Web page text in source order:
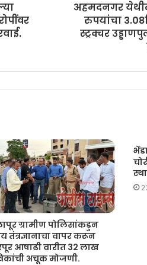
अहमदनगर येथील
रुपयांचा
स्ट्रक्चर
ग्रामीण पोलिसांकडुन
तंत्रज्ञानाचा वापर करून
आषाढी वारीत 32 लाख
अचूक मोजणी.